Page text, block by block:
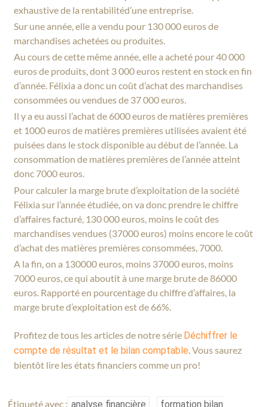
exhaustive de la rentabilitéd’une entreprise.
Sur une année, elle a vendu pour 130 000 euros de
marchandises achetées ou produites.
Au cours de cette même année, elle a acheté pour 40 000
euros de produits, dont 3 000 euros restent en stock en fin
d’année. Félixia a donc un coût d’achat des marchandises
consommées ou vendues de 37 000 euros.
Il y a eu aussi l’achat de 6000 euros de matières premières
et 1000 euros de matières premières utilisées avaient été
puisées dans le stock disponible au début de l’année. La
consommation de matières premières de l’année atteint
donc 7000 euros.
Pour calculer la marge brute d’exploitation de la société
Félixia sur l’année étudiée, on va donc prendre le chiffre
d’affaires facturé, 130 000 euros, moins le coût des
marchandises vendues (37000 euros) moins encore le coût
d’achat des matières premières consommées, 7000.
A la fin, on a 130000 euros, moins 37000 euros, moins
7000 euros, ce qui aboutit à une marge brute de 86000
euros. Rapporté en pourcentage du chiffre d’affaires, la
marge brute d’exploitation est de 66%.
Profitez de tous les articles de notre série Déchiffrer le
compte de résultat et le bilan comptable. Vous saurez
bientôt lire les états financiers comme un pro!
Étiqueté avec : analyse financière
formation bilan